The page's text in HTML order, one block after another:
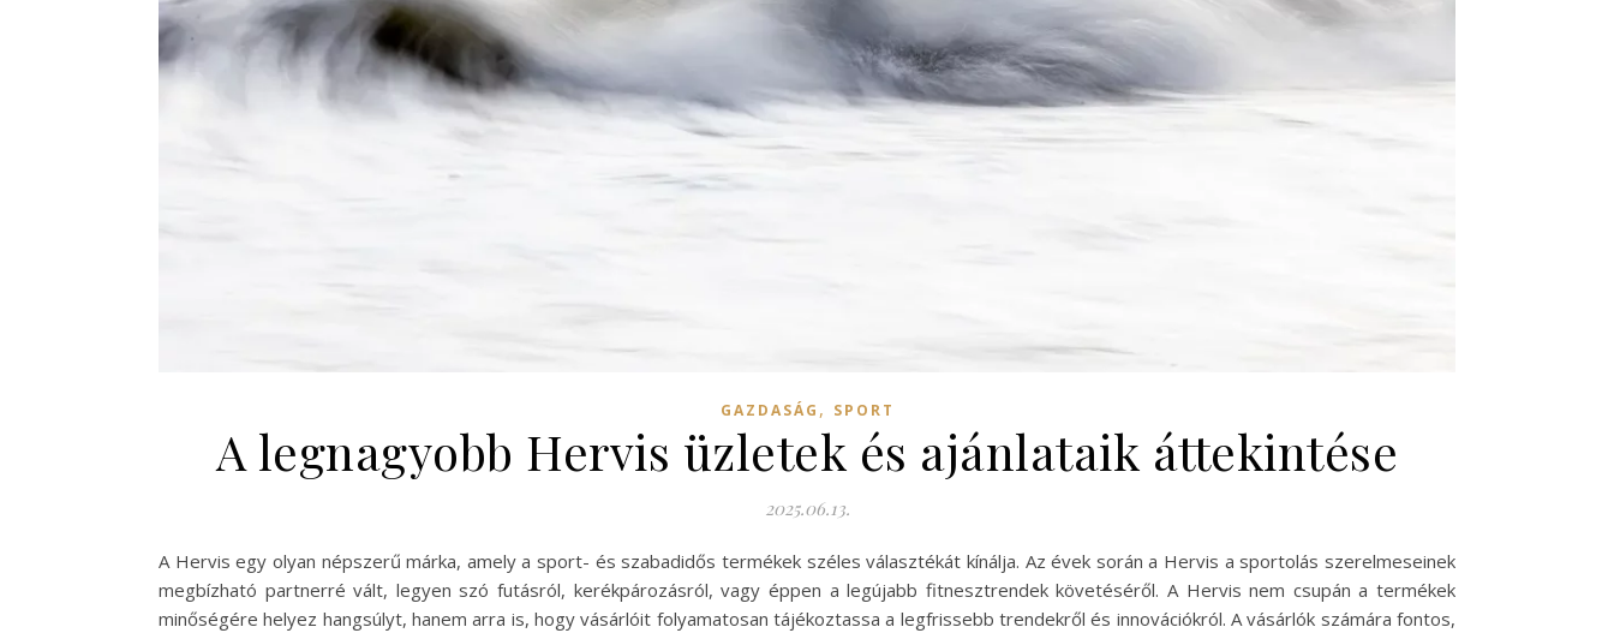
GAZDASÁG , SPORT
A legnagyobb Hervis üzletek és ajánlataik áttekintése
2025.06.13.
A Hervis egy olyan népszerű márka, amely a sport- és szabadidős termékek széles választékát kínálja. Az évek során a Hervis a sportolás szerelmeseinek
megbízható partnerré vált, legyen szó futásról, kerékpározásról, vagy éppen a legújabb fitnesztrendek követéséről. A Hervis nem csupán a termékek
minőségére helyez hangsúlyt, hanem arra is, hogy vásárlóit folyamatosan tájékoztassa a legfrissebb trendekről és innovációkról. A vásárlók számára fontos,